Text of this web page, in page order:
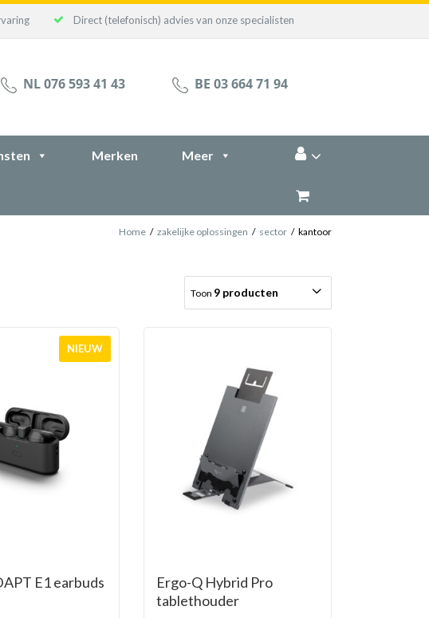
Direct (telefonisch) advies van onze specialisten
NL 076 593 41 43 BE 03 664 71 94
Merken Meer
Home / zakelijke oplossingen / sector / kantoor
Toon 9 producten
E1 earbuds
NIEUW
Ergo-Q Hybrid Pro
tablethouder